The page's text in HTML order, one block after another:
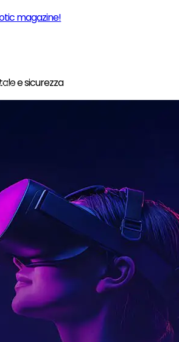
magazine!
e sicurezza